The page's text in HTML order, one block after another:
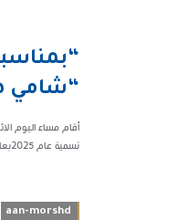
“شامي
تسمية عام 2025بعام الحرف اليدوية.وذلك بحضور رئيس مركز العلم الأستاذ " ...
aan-morshd